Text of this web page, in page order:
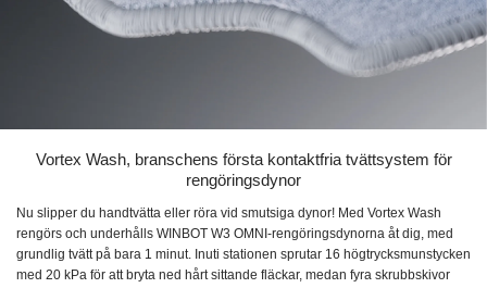
Vortex Wash, branschens första kontaktfria tvättsystem för
rengöringsdynor
Nu slipper du handtvätta eller röra vid smutsiga dynor! Med Vortex Wash
rengörs och underhålls WINBOT W3 OMNI-rengöringsdynorna åt dig, med
grundlig tvätt på bara 1 minut. Inuti stationen sprutar 16 högtrycksmunstycken
med 20 kPa för att bryta ned hårt sittande fläckar, medan fyra skrubbskivor